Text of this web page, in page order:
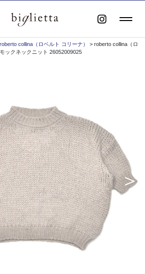
roberto collina（ロベルト コリーナ）
> roberto collina（ロ
ックネックニット 26052009025